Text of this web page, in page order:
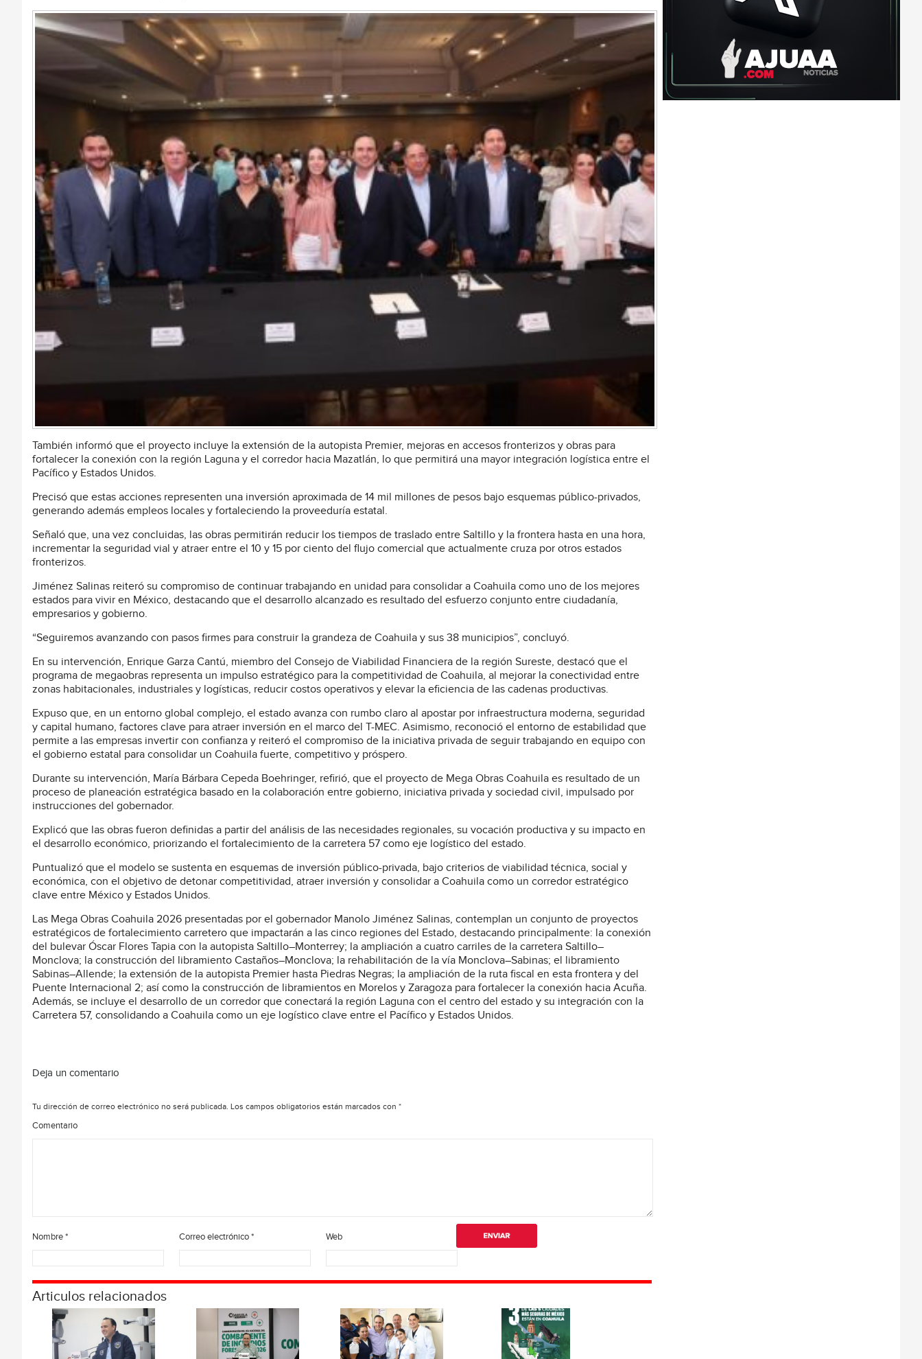
También informó que el proyecto incluye la extensión de la autopista Premier, mejoras en accesos fronterizos y obras para
fortalecer la conexión con la región Laguna y el corredor hacia Mazatlán, lo que permitirá una mayor integración logística entre el
Pacífico y Estados Unidos.
Precisó que estas acciones representen una inversión aproximada de 14 mil millones de pesos bajo esquemas público-privados,
generando además empleos locales y fortaleciendo la proveeduría estatal.
Señaló que, una vez concluidas, las obras permitirán reducir los tiempos de traslado entre Saltillo y la frontera hasta en una hora,
incrementar la seguridad vial y atraer entre el 10 y 15 por ciento del flujo comercial que actualmente cruza por otros estados
fronterizos.
Jiménez Salinas reiteró su compromiso de continuar trabajando en unidad para consolidar a Coahuila como uno de los mejores
estados para vivir en México, destacando que el desarrollo alcanzado es resultado del esfuerzo conjunto entre ciudadanía,
empresarios y gobierno.
“Seguiremos avanzando con pasos firmes para construir la grandeza de Coahuila y sus 38 municipios”, concluyó.
En su intervención, Enrique Garza Cantú, miembro del Consejo de Viabilidad Financiera de la región Sureste, destacó que el
programa de megaobras representa un impulso estratégico para la competitividad de Coahuila, al mejorar la conectividad entre
zonas habitacionales, industriales y logísticas, reducir costos operativos y elevar la eficiencia de las cadenas productivas.
Expuso que, en un entorno global complejo, el estado avanza con rumbo claro al apostar por infraestructura moderna, seguridad
y capital humano, factores clave para atraer inversión en el marco del T-MEC. Asimismo, reconoció el entorno de estabilidad que
permite a las empresas invertir con confianza y reiteró el compromiso de la iniciativa privada de seguir trabajando en equipo con
el gobierno estatal para consolidar un Coahuila fuerte, competitivo y próspero.
Durante su intervención, María Bárbara Cepeda Boehringer, refirió, que el proyecto de Mega Obras Coahuila es resultado de un
proceso de planeación estratégica basado en la colaboración entre gobierno, iniciativa privada y sociedad civil, impulsado por
instrucciones del gobernador.
Explicó que las obras fueron definidas a partir del análisis de las necesidades regionales, su vocación productiva y su impacto en
el desarrollo económico, priorizando el fortalecimiento de la carretera 57 como eje logístico del estado.
Puntualizó que el modelo se sustenta en esquemas de inversión público-privada, bajo criterios de viabilidad técnica, social y
económica, con el objetivo de detonar competitividad, atraer inversión y consolidar a Coahuila como un corredor estratégico
clave entre México y Estados Unidos.
Las Mega Obras Coahuila 2026 presentadas por el gobernador Manolo Jiménez Salinas, contemplan un conjunto de proyectos
estratégicos de fortalecimiento carretero que impactarán a las cinco regiones del Estado, destacando principalmente: la conexión
del bulevar Óscar Flores Tapia con la autopista Saltillo–Monterrey; la ampliación a cuatro carriles de la carretera Saltillo–
Monclova; la construcción del libramiento Castaños–Monclova; la rehabilitación de la vía Monclova–Sabinas; el libramiento
Sabinas–Allende; la extensión de la autopista Premier hasta Piedras Negras; la ampliación de la ruta fiscal en esta frontera y del
Puente Internacional 2; así como la construcción de libramientos en Morelos y Zaragoza para fortalecer la conexión hacia Acuña.
Además, se incluye el desarrollo de un corredor que conectará la región Laguna con el centro del estado y su integración con la
Carretera 57, consolidando a Coahuila como un eje logístico clave entre el Pacífico y Estados Unidos.
Deja un comentario
Tu dirección de correo electrónico no será publicada. Los campos obligatorios están marcados con *
Comentario
Nombre* Correo electrónico* Web
Articulos relacionados